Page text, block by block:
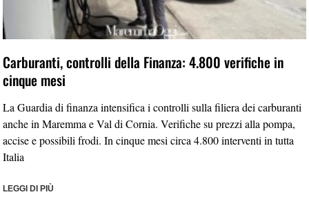
Carburanti, controlli della Finanza: 4.800 verifiche in
cinque mesi
La Guardia di finanza intensifica i controlli sulla filiera dei carburanti
anche in Maremma e Val di Cornia. Verifiche su prezzi alla pompa,
accise e possibili frodi. In cinque mesi circa 4.800 interventi in tutta
Italia
LEGGI DI PIÙ